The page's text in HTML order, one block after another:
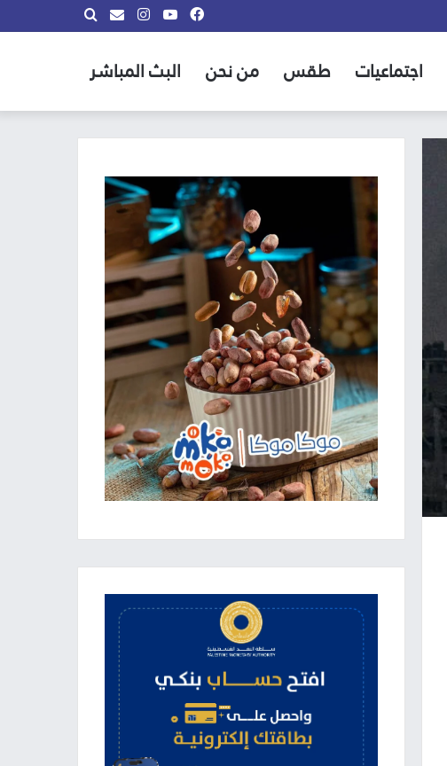
بحث
info@almadina.tvانستقراميوتيوب
فيسبوك
اجتماعيات طقس من نحن البث المباشر